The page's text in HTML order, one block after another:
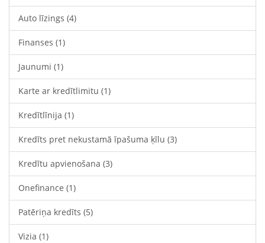
Auto līzings (4)
Finanses (1)
Jaunumi (1)
Karte ar kredītlimitu (1)
Kredītlīnija (1)
Kredīts pret nekustamā īpašuma ķīlu (3)
Kredītu apvienošana (3)
Onefinance (1)
Patēriņa kredīts (5)
Vizia (1)